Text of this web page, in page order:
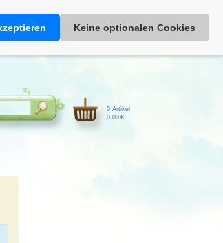
Facebook|Kunden-Login|Warenkorb
Keine optionalen Cookies
0 Artikel
0,00 €